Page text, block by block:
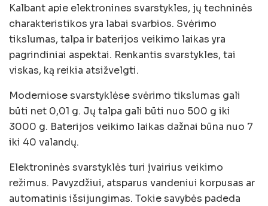
Kalbant apie elektronines svarstykles, jų techninės
charakteristikos yra labai svarbios. Svėrimo
tikslumas, talpa ir baterijos veikimo laikas yra
pagrindiniai aspektai. Renkantis svarstykles, tai
viskas, ką reikia atsižvelgti.
Moderniose svarstyklėse svėrimo tikslumas gali
būti net 0,01 g. Jų talpa gali būti nuo 500 g iki
3000 g. Baterijos veikimo laikas dažnai būna nuo 7
iki 40 valandų.
Elektroninės svarstyklės turi įvairius veikimo
režimus. Pavyzdžiui, atsparus vandeniui korpusas ar
automatinis išsijungimas. Tokie savybės padeda